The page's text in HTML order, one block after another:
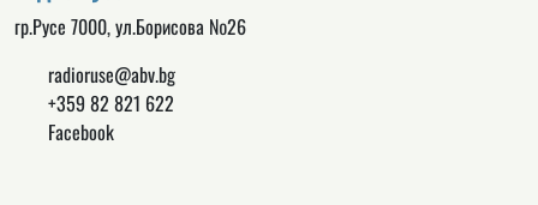
гр.Русе 7000, ул.Борисова №26
radioruse@abv.bg
+359 82 821 622
Facebook